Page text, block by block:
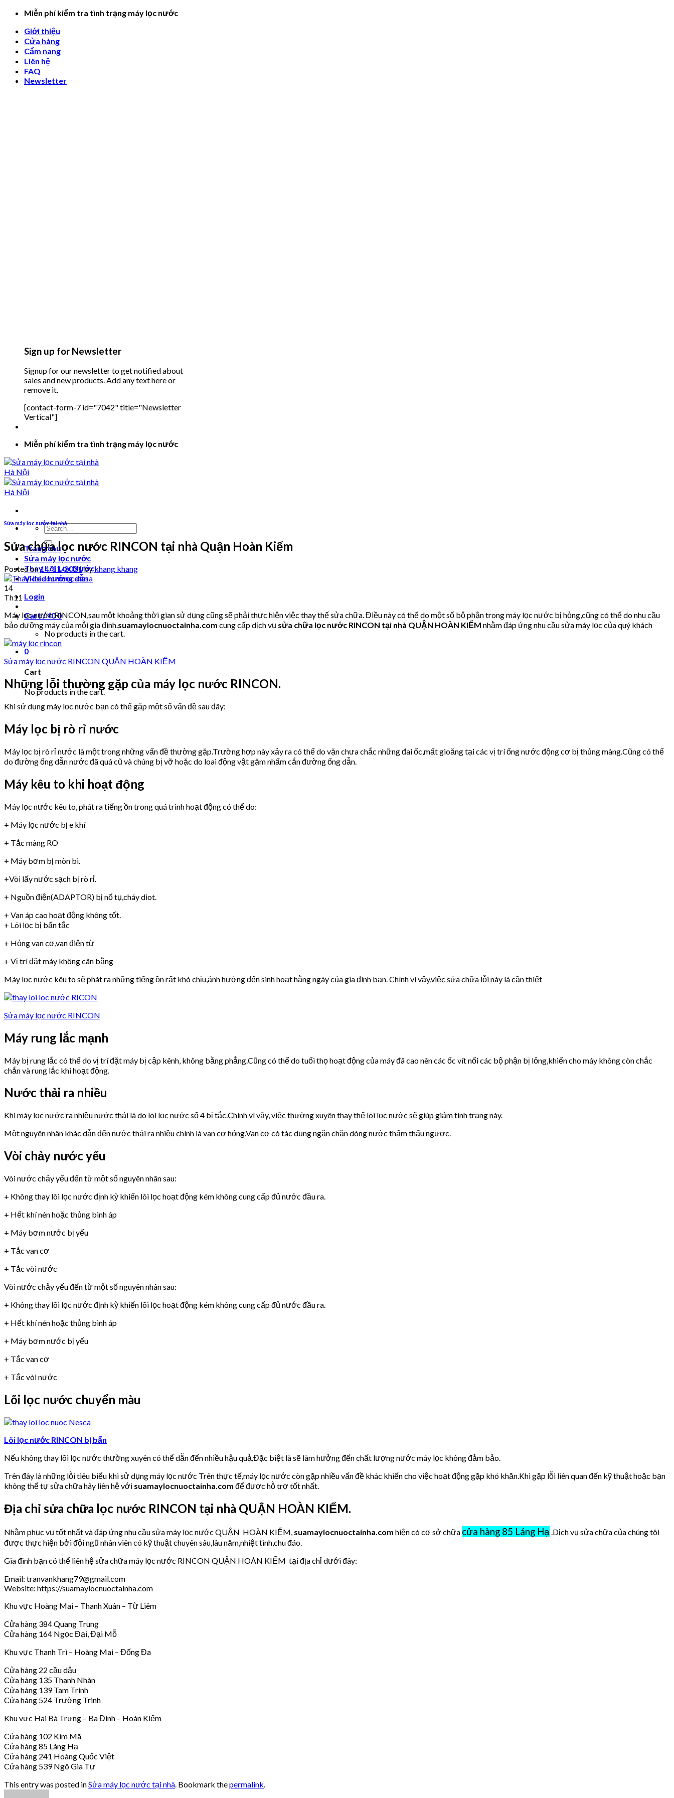
Skip
content
Miễn phí kiểm tra tình trạng máy lọc nước
Giới thiệu
Cửa hàng
Cẩm nang
Liên hệ
FAQ
Newsletter
Sign up for Newsletter
Signup for our newsletter to get notified about
sales and new products. Add any text here or
remove it.
[contact-form-7 id="7042" title="Newsletter
Vertical"]
Miễn phí kiểm tra tình trạng máy lọc nước
Search
for:
Trang chủ
Sửa máy lọc nước
Thay Lõi Lọc Nước
Video hướng dẫn
Login
Cart /₫00
No products in the cart.
0
Cart
No products in the cart.
Sửa máy lọc nước tại nhà
Sửa chữa lọc nước RINCON tại nhà Quận Hoàn Kiếm
Posted on14/11/2021bykhang khang
14
Th11
Máy lọc nước RINCON,sau một khoảng thời gian sử dụng cũng sẽ phải thực hiện việc thay thế sửa chữa. Điều này có thể do một số bộ phận trong máy lọc nước bị hỏng,cũng có thể do nhu cầu
bảo dưỡng máy của mỗi gia đình.suamaylocnuoctainha.com cung cấp dịch vụ sửa chữa lọc nước RINCON tại nhà QUẬN HOÀN KIẾM nhằm đáp ứng nhu cầu sửa máy lọc của quý khách
Sửa máy lọc nước RINCON QUẬN HOÀN KIẾM
Những lỗi thường gặp của máy lọc nước RINCON.
Khi sử dụng máy lọc nước bạn có thể gặp một số vấn đề sau đây:
Máy lọc bị rò rỉ nước
Máy lọc bị rò rỉ nước là một trong những vấn đề thường gặp.Trường hợp này xảy ra có thể do vặn chưa chắc những đai ốc,mất gioăng tại các vị trí ống nước động cơ bị thủng màng.Cũng có thể
do đường ống dẫn nước đã quá cũ và chúng bị vỡ hoặc do loai động vật gặm nhấm cắn đường ống dẫn.
Máy kêu to khi hoạt động
Máy lọc nước kêu to, phát ra tiếng ồn trong quá trình hoạt động có thể do:
+ Máy lọc nước bị e khí
+ Tắc màng RO
+ Máy bơm bị mòn bi.
+Vòi lấy nước sạch bị rò rỉ.
+ Nguồn điện(ADAPTOR) bị nổ tụ,cháy diot.
+ Van áp cao hoạt động không tốt.
+ Lõi lọc bị bẩn tắc
+ Hỏng van cơ,van điện từ
+ Vị trí đặt máy không cân bằng
Máy lọc nước kêu to sẽ phát ra những tiếng ồn rất khó chịu,ảnh hưởng đến sinh hoạt hằng ngày của gia đình bạn. Chính vì vậy,việc sửa chữa lỗi này là cần thiết
Sửa máy lọc nước RINCON
Máy rung lắc mạnh
Máy bị rung lắc có thể do vị trí đặt máy bị cập kênh, không bằng phẳng.Cũng có thể do tuổi thọ hoạt động của máy đã cao nên các ốc vít nối các bộ phận bị lỏng,khiến cho máy không còn chắc
chắn và rung lắc khi hoạt động.
Nước thải ra nhiều
Khi máy lọc nước ra nhiều nước thải là do lõi lọc nước số 4 bị tắc.Chính vì vậy, việc thường xuyên thay thế lõi lọc nước sẽ giúp giảm tình trạng này.
Một nguyên nhân khác dẫn đến nước thải ra nhiều chính là van cơ hỏng.Van cơ có tác dụng ngăn chặn dòng nước thẩm thấu ngược.
Vòi chảy nước yếu
Vòi nước chảy yếu đến từ một số nguyên nhân sau:
+ Không thay lõi lọc nước định kỳ khiến lõi lọc hoạt động kém không cung cấp đủ nước đầu ra.
+ Hết khí nén hoặc thủng bình áp
+ Máy bơm nước bị yếu
+ Tắc van cơ
+ Tắc vòi nước
Vòi nước chảy yếu đến từ một số nguyên nhân sau:
+ Không thay lõi lọc nước định kỳ khiến lõi lọc hoạt động kém không cung cấp đủ nước đầu ra.
+ Hết khí nén hoặc thủng bình áp
+ Máy bơm nước bị yếu
+ Tắc van cơ
+ Tắc vòi nước
Lõi lọc nước chuyển màu
Lõi lọc nước RINCON bị bẩn
Nếu không thay lõi lọc nước thường xuyên có thể dẫn đến nhiều hậu quả.Đặc biệt là sẽ làm hưởng đến chất lượng nước máy lọc không đảm bảo.
Trên đây là những lỗi tiêu biểu khi sử dụng máy lọc nước Trên thực tế,máy lọc nước còn gặp nhiều vấn đề khác khiến cho việc hoạt động gặp khó khăn.Khi gặp lỗi liên quan đến kỹ thuật hoặc bạn
không thể tự sửa chữa hãy liên hệ với suamaylocnuoctainha.com để được hỗ trợ tốt nhất.
Địa chỉ sửa chữa lọc nước RINCON tại nhà QUẬN HOÀN KIẾM.
Nhằm phục vụ tốt nhất và đáp ứng nhu cầu sửa máy lọc nước QUẬN HOÀN KIẾM, suamaylocnuoctainha.com hiện có cơ sở chữa cửa hàng 85 Láng Hạ .Dịch vụ sửa chữa của chúng tôi
được thực hiện bởi đội ngũ nhân viên có kỹ thuật chuyên sâu,lâu năm,nhiệt tình,chu đáo.
Gia đình bạn có thể liên hệ sửa chữa máy lọc nước RINCON QUẬN HOÀN KIẾM tại địa chỉ dưới đây:
Email: tranvankhang79@gmail.com
Website: https://suamaylocnuoctainha.com
Khu vực Hoàng Mai – Thanh Xuân – Từ Liêm
Cửa hàng 384 Quang Trung
Cửa hàng 164 Ngọc Đại, Đại Mỗ
Khu vực Thanh Trì – Hoàng Mai – Đống Đa
Cửa hàng 22 cầu dậu
Cửa hàng 135 Thanh Nhàn
Cửa hàng 139 Tam Trinh
Cửa hàng 524 Trường Trinh
Khu vực Hai Bà Trưng – Ba Đình – Hoàn Kiếm
Cửa hàng 102 Kim Mã
Cửa hàng 85 Láng Hạ
Cửa hàng 241 Hoàng Quốc Việt
Cửa hàng 539 Ngô Gia Tự
This entry was posted inSửa máy lọc nước tại nhà . Bookmark thepermalink